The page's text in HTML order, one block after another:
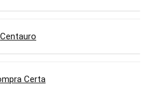
Centauro
Certa